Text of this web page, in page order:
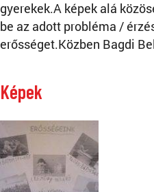
gyerekek.A képek alá
be az adott probléma /
erősséget.Közben Bagdi
Képek